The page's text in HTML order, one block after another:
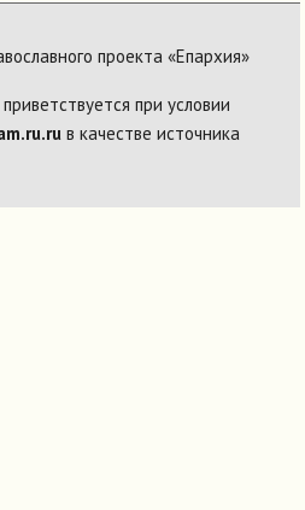
проекта «Епархия»
при условии
в качестве источника